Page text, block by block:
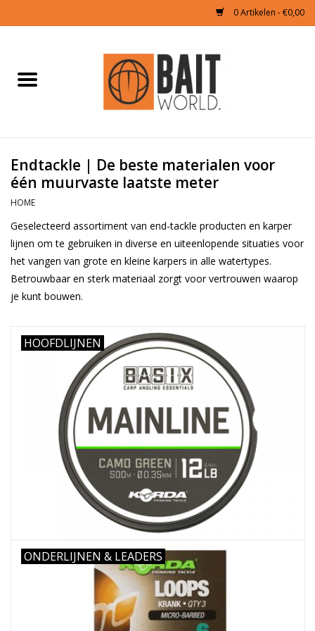
0 Artikelen - €0,00
Boilies & Additieven
Hookbaits
Pellets
Naturals
Range
Summer Deals
Endtackle | De beste materialen voor
één muurvaste laatste meter
HOME
Geselecteerd assortiment van end-tackle producten en karper
lijnen om te gebruiken in diverse en uiteenlopende situaties voor
het vangen van grote en kleine karpers in alle watertypes.
Betrouwbaar en sterk materiaal zorgt voor vertrouwen waarop
je kunt bouwen.
HOOFDLIJNEN
ONDERLIJNEN & LEADERS